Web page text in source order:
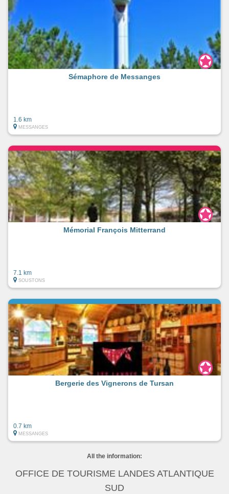
Sémaphore de Messanges
1.6 km
MESSANGES
Mémorial François Mitterrand
7.1 km
SOUSTONS
Bergerie des Vignerons de Tursan
0.7 km
MESSANGES
All the information:
OFFICE DE TOURISME LANDES ATLANTIQUE
SUD